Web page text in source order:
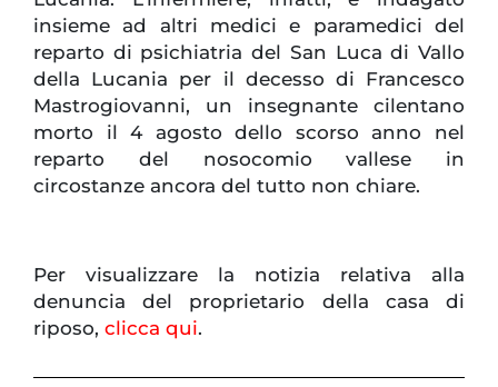
insieme ad altri medici e paramedici del
reparto di psichiatria del San Luca di Vallo
della Lucania per il decesso di Francesco
Mastrogiovanni, un insegnante cilentano
morto il 4 agosto dello scorso anno nel
reparto del nosocomio vallese in
circostanze ancora del tutto non chiare.
Per visualizzare la notizia relativa alla
denuncia del proprietario della casa di
riposo, clicca qui.